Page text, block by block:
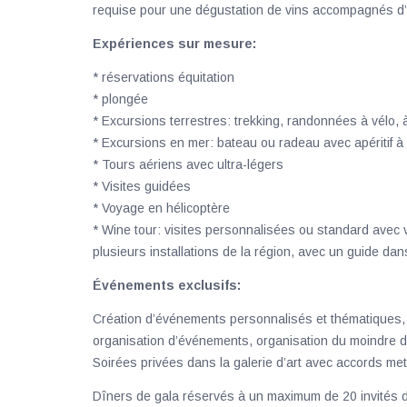
requise pour une dégustation de vins accompagnés
Expériences sur mesure:
* réservations équitation
* plongée
* Excursions terrestres: trekking, randonnées à
* Excursions en mer: bateau ou radeau avec apéritif
* Tours aériens avec ultra-légers
* Visites guidées
* Voyage en hélicoptère
* Wine tour: visites personnalisées ou standard
plusieurs installations de la région, avec un guide
Événements exclusifs:
Création d’événements personnalisés et
organisation d’événements, organisation du moindre
Soirées privées dans la galerie d’art avec accords
Dîners de gala réservés à un maximum de 20